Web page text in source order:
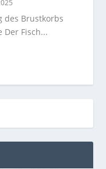
des Brustkorbs
Fisch...